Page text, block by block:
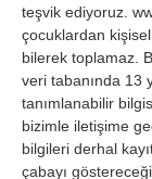
teşvik ediyoruz.
çocuklardan
bilerek toplamaz.
veri tabanında 13
tanımlanabilir
bizimle iletişime
bilgileri derhal
çabayı